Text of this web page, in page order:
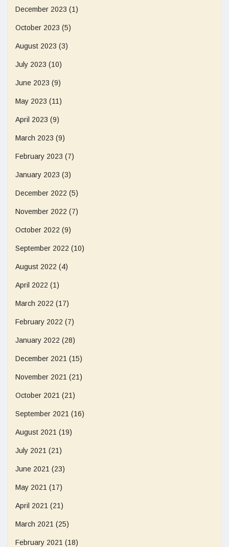
December 2023 (1)
October 2023 (5)
August 2023 (3)
July 2023 (10)
June 2023 (9)
May 2023 (11)
April 2023 (9)
March 2023 (9)
February 2023 (7)
January 2023 (3)
December 2022 (5)
November 2022 (7)
October 2022 (9)
September 2022 (10)
August 2022 (4)
April 2022 (1)
March 2022 (17)
February 2022 (7)
January 2022 (28)
December 2021 (15)
November 2021 (21)
October 2021 (21)
September 2021 (16)
August 2021 (19)
July 2021 (21)
June 2021 (23)
May 2021 (17)
April 2021 (21)
March 2021 (25)
February 2021 (18)